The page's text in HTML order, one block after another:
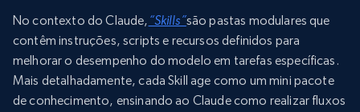
No contexto do Claude, “Skills”são pastas modulares que
contêm instruções, scripts e recursos definidos para
melhorar o desempenho do modelo em tarefas específicas.
Mais detalhadamente, cada Skill age como um mini pacote
de conhecimento, ensinando ao Claude como realizar fluxos